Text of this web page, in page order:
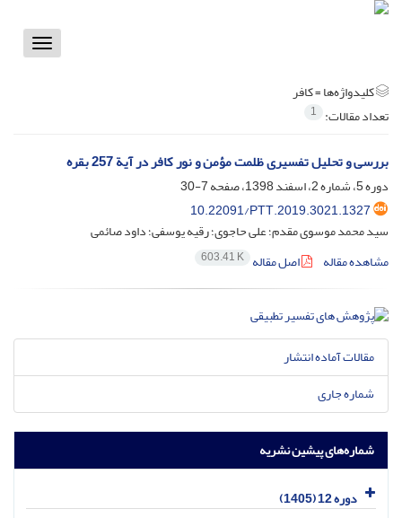
Toggle
کلیدواژه‌ها =کافر
تعداد مقالات: 1
بررسی و تحلیل تفسیری ظلمت مؤمن و نور کافر در آیة 257 بقره
دوره 5، شماره 2، اسفند 1398، صفحه
7-30
10.22091/PTT.2019.3021.1327
سید محمد موسوی مقدم؛ علی حاجوی؛ رقیه یوسفی؛ داود صائمی
مشاهده مقاله
اصل مقاله 603.41 K
مقالات آماده انتشار
شماره جاری
شماره‌های پیشین نشریه
دوره 12 (1405)